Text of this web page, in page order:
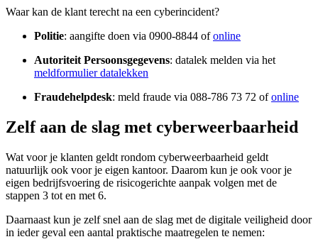
Waar kan de klant terecht na een cyberincident?
Politie: aangifte doen via 0900-8844 ofonline
Autoriteit Persoonsgegevens: datalek melden via het
meldformulier datalekken
Fraudehelpdesk: meld fraude via 088-786 73 72 ofonline
Zelf aan de slag met cyberweerbaarheid
Wat voor je klanten geldt rondom cyberweerbaarheid geldt
natuurlijk ook voor je eigen kantoor. Daarom kun je ook voor je
eigen bedrijfsvoering de risicogerichte aanpak volgen met de
stappen 3 tot en met 6.
Daarnaast kun je zelf snel aan de slag met de digitale veiligheid door
in ieder geval een aantal praktische maatregelen te nemen: